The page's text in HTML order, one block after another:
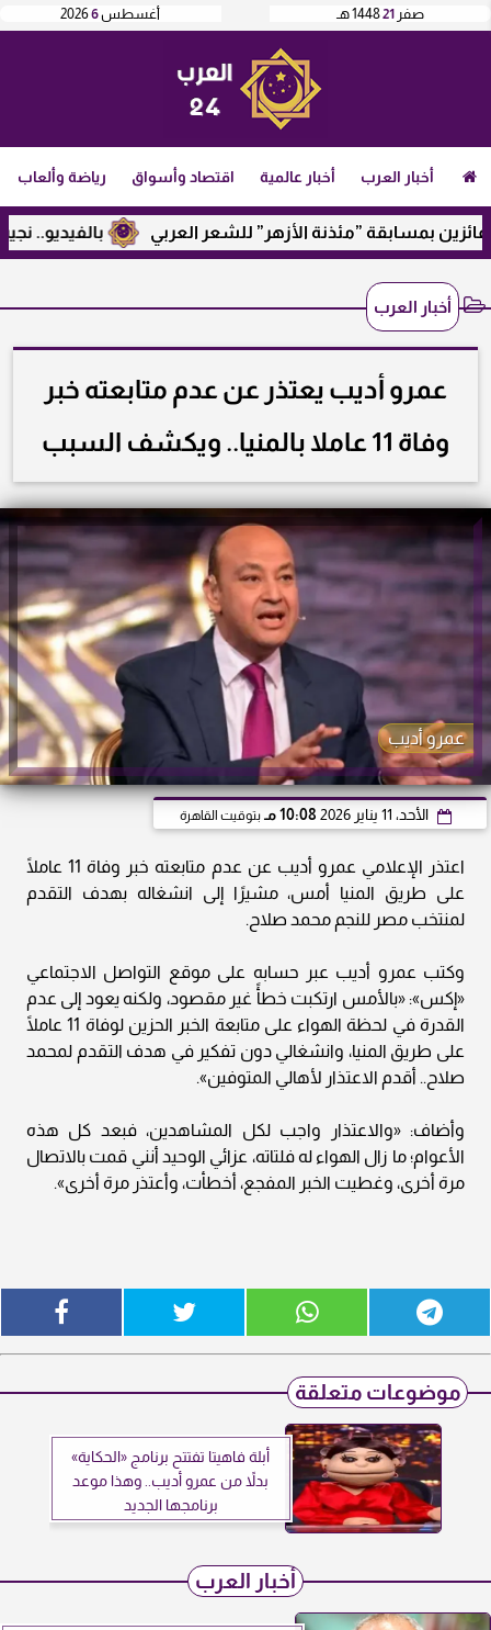
أغسطس6
2026 صفر 211448 هـ
أخبار العرب أخبار عالمية اقتصاد وأسواق رياضة وألعاب
بالفيديو.. نجيب بمسابقة ”مئذنة الأزهر” للشعر العربي
أخبار العرب
عمرو أديب يعتذر عن عدم متابعته خبر
وفاة 11 عاملا بالمنيا.. ويكشف السبب
عمرو أديب
الأحد، 11 يناير 2026 10:08 مـ بتوقيت القاهرة
اعتذر الإعلامي عمرو أديب عن عدم متابعته خبر وفاة 11 عاملًا
على طريق المنيا أمس، مشيرًا إلى انشغاله بهدف التقدم
لمنتخب مصر للنجم محمد صلاح.
وكتب عمرو أديب عبر حسابه على موقع التواصل الاجتماعي
«إكس»: «بالأمس ارتكبت خطأً غير مقصود، ولكنه يعود إلى عدم
القدرة في لحظة الهواء على متابعة الخبر الحزين لوفاة 11 عاملًا
على طريق المنيا، وانشغالي دون تفكير في هدف التقدم لمحمد
صلاح.. أقدم الاعتذار لأهالي المتوفين».
وأضاف: «والاعتذار واجب لكل المشاهدين، فبعد كل هذه
الأعوام؛ ما زال الهواء له فلتاته، عزائي الوحيد أنني قمت بالاتصال
مرة أخرى، وغطيت الخبر المفجع، أخطأت، وأعتذر مرة أخرى».
موضوعات متعلقة
أبلة فاهيتا تفتتح برنامج «الحكاية»
بدلاً من عمرو أديب.. وهذا موعد
برنامجها الجديد
أخبار العرب